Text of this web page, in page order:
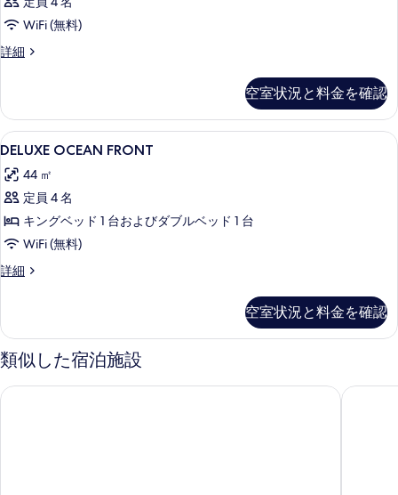
WiFi (無料)
詳細
客
細
空室状況と料金を確認
DELUXE
OCEAN
FRONT
の
す
べ
て
真
を
表
低刺激性寝具、セーフティボックス
4
DELUXE OCEAN FRONT
44 ㎡
定員 4 名
キングベッド 1 台およびダブルベッド 1 台
WiFi (無料)
詳細
DELUXE
詳
細
空室状況と料金を確認
類似した宿泊施設
ココ リーフ リゾート アンド スパ コンフ